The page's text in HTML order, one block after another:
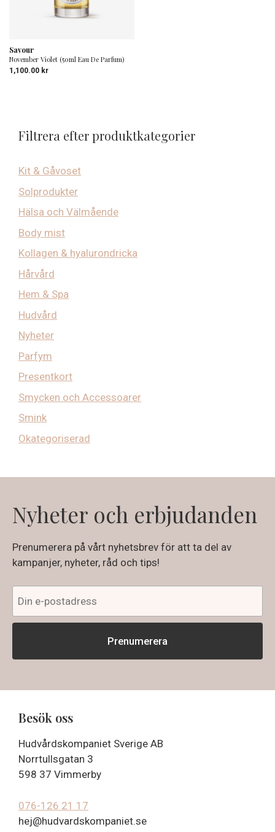
Savour
November Violet (50ml Eau De Parfum)
1,100.00 kr
Filtrera efter produktkategorier
Kit & Gåvoset
Solprodukter
Hälsa och Välmående
Body mist
Kollagen & hyalurondricka
Hårvård
Hem & Spa
Hudvård
Nyheter
Parfym
Presentkort
Smycken och Accessoarer
Smink
Okategoriserad
Nyheter och erbjudanden
Prenumerera på vårt nyhetsbrev för att ta del av
kampanjer, nyheter, råd och tips!
Besök oss
Hudvårdskompaniet Sverige AB
Norrtullsgatan 3
598 37 Vimmerby
076-126 21 17
hej@hudvardskompaniet.se